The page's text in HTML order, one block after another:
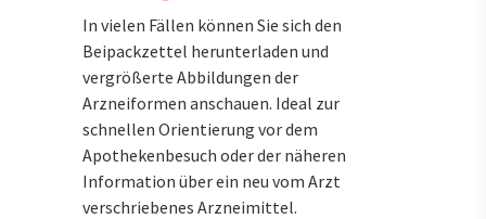
In vielen Fällen können Sie sich den
Beipackzettel herunterladen und
vergrößerte Abbildungen der
Arzneiformen anschauen. Ideal zur
schnellen Orientierung vor dem
Apothekenbesuch oder der näheren
Information über ein neu vom Arzt
verschriebenes Arzneimittel.